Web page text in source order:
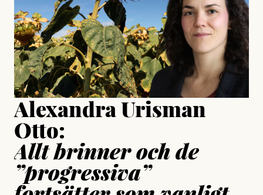
Jesper Lundby
Publicerad15 July, 2026
Uppdaterad15 July, 2026
Alexandra Urisman
Otto:
Allt brinner och de
”progressiva”